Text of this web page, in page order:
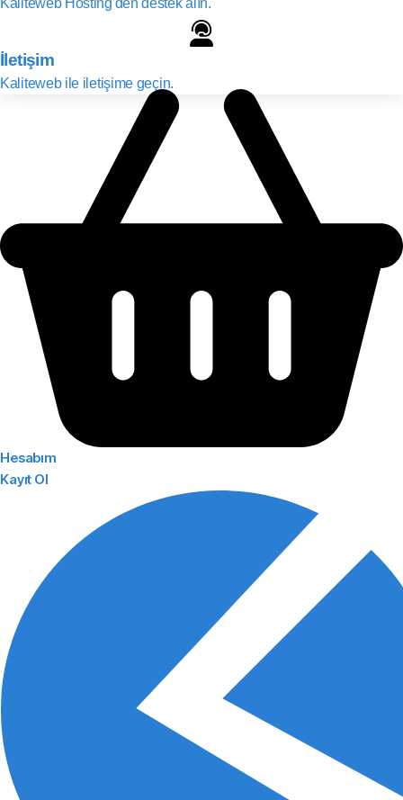
İletişim
Kaliteweb ile iletişime geçin.
Hesabım
Kayıt Ol